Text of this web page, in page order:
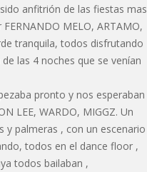
anfitrión de las fiestas mas
MELO, ARTAMO,
tranquila, todos disfrutando
las 4 noches que se venían
pronto y nos esperaban
LEE, WARDO, MIGGZ. Un
y palmeras , con un escenario
todos en el dance floor ,
todos bailaban ,